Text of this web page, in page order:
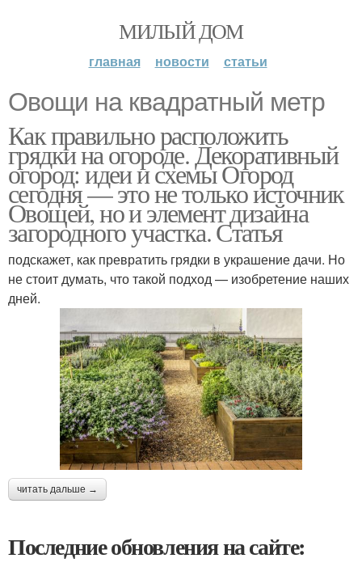
МИЛЫЙ ДОМ
главная новости статьи
Овощи на квадратный метр
Как правильно расположить
грядки на огороде. Декоративный
огород: идеи и схемы Огород
сегодня — это не только источник
Овощей, но и элемент дизайна
загородного участка. Статья
подскажет, как превратить грядки в украшение дачи. Но
не стоит думать, что такой подход — изобретение наших
дней.
читать дальше →
Последние обновления на сайте: